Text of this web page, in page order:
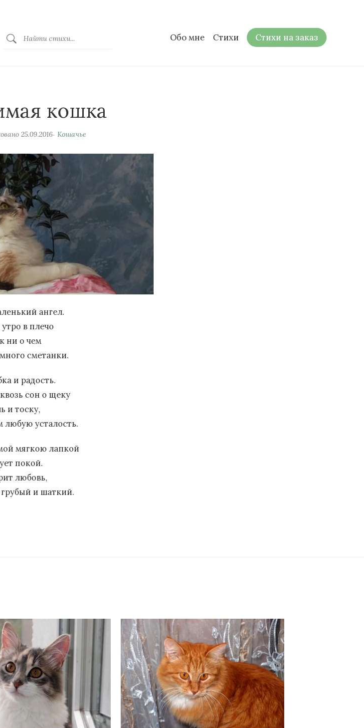
Обо мне Стихи Стихи на заказ
кошка
25.09.2016 Кошачье
ангел.
в плечо
ни о чем
сметанки.
и радость.
сон о щеку
и тоску,
любую усталость.
мягкою лапкой
покой.
любовь,
и шаткий.